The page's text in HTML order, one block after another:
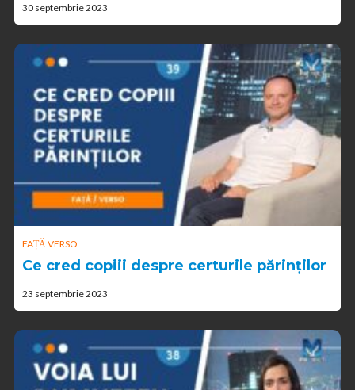
30 septembrie 2023
FAȚĂ VERSO
Ce cred copiii despre certurile părinților
23 septembrie 2023